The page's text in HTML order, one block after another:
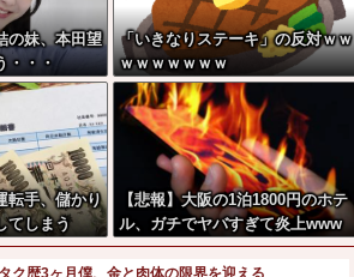
の妹、本田望
・・・
「いきなりステーキ」の反対ｗｗ
ｗｗｗｗｗｗｗ
転手、儲かり
てしまう
【悲報】大阪の1泊1800円のホテ
ル、ガチでヤバすぎて炎上www
www
ク歴3ヶ月僕、金と肉体の限界を迎える